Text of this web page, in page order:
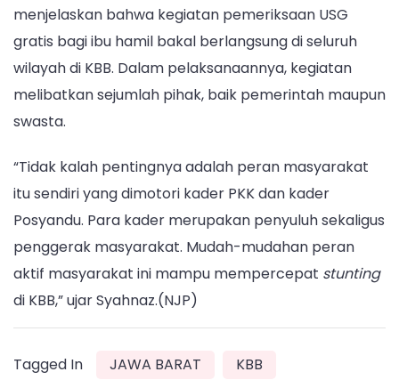
menjelaskan bahwa kegiatan pemeriksaan USG
gratis bagi ibu hamil bakal berlangsung di seluruh
wilayah di KBB. Dalam pelaksanaannya, kegiatan
melibatkan sejumlah pihak, baik pemerintah maupun
swasta.
“Tidak kalah pentingnya adalah peran masyarakat
itu sendiri yang dimotori kader PKK dan kader
Posyandu. Para kader merupakan penyuluh sekaligus
penggerak masyarakat. Mudah-mudahan peran
aktif masyarakat ini mampu mempercepat stunting
di KBB,” ujar Syahnaz.(NJP)
Tagged In JAWA BARAT
KBB